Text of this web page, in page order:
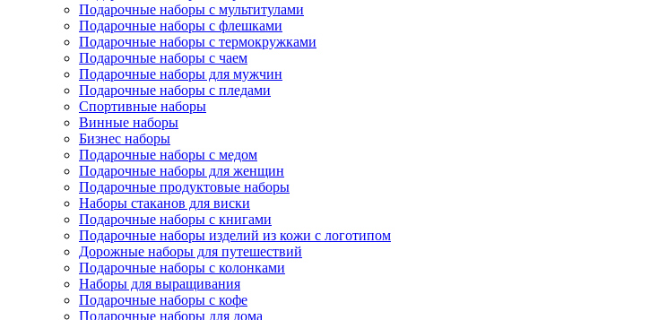
Подарочные наборы с мультитулами
Подарочные наборы с флешками
Подарочные наборы с термокружками
Подарочные наборы с чаем
Подарочные наборы для мужчин
Подарочные наборы с пледами
Спортивные наборы
Винные наборы
Бизнес наборы
Подарочные наборы с медом
Подарочные наборы для женщин
Подарочные продуктовые наборы
Наборы стаканов для виски
Подарочные наборы с книгами
Подарочные наборы изделий из кожи с логотипом
Дорожные наборы для путешествий
Подарочные наборы с колонками
Наборы для выращивания
Подарочные наборы с кофе
Подарочные наборы для дома